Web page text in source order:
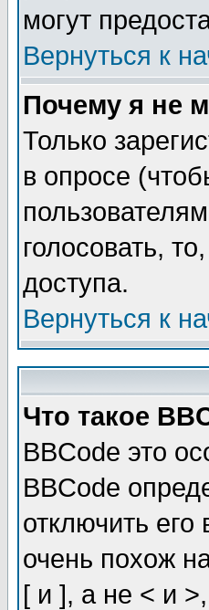
могут
Вернуться к
Почему я не
Только
в опросе
голосовать,
доступа.
Вернуться к
Что такое
BBCode это
BBCode
отключить
очень похож
[ и ], а не < и